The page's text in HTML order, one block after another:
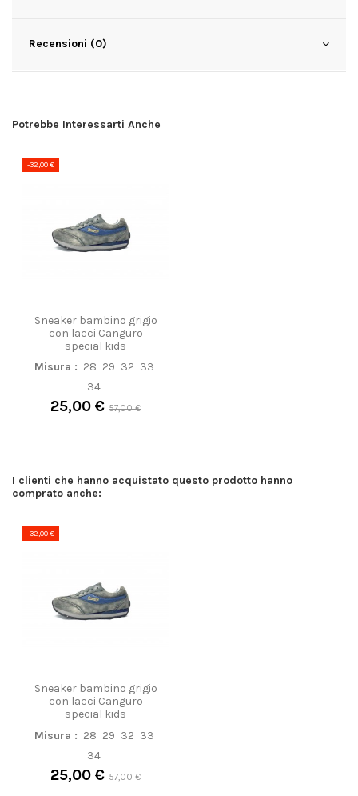
Recensioni (0)
Potrebbe Interessarti Anche
-32,00 €
Sneaker bambino grigio
con lacci Canguro
special kids
Misura : 28 29 32 33
34
25,00 € 57,00 €
I clienti che hanno acquistato questo prodotto hanno
comprato anche:
-32,00 €
Sneaker bambino grigio
con lacci Canguro
special kids
Misura : 28 29 32 33
34
25,00 € 57,00 €